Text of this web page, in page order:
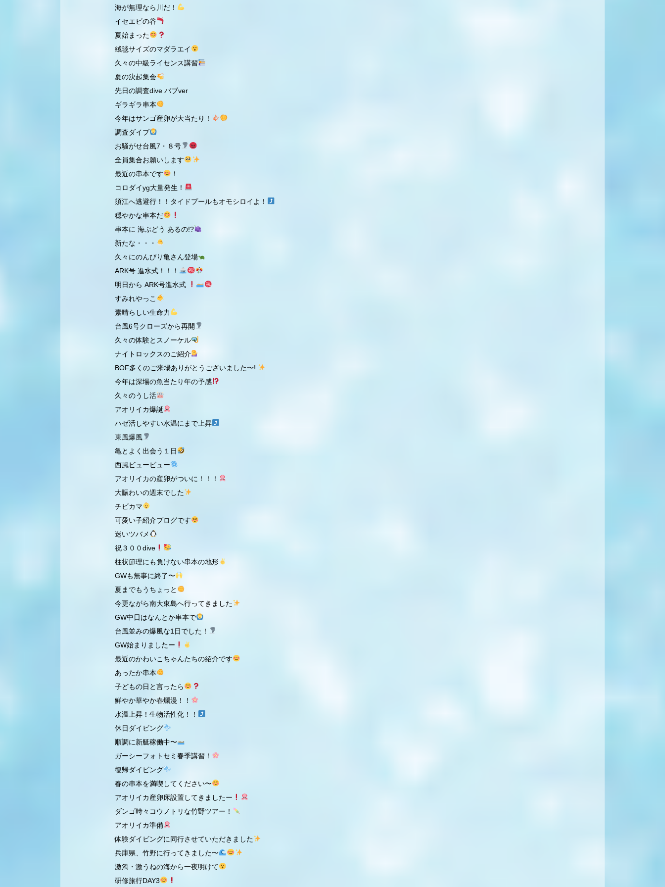
海が無理なら川だ！
イセエビの谷
夏始まった
絨毯サイズのマダラエイ
久々の中級ライセンス講習
夏の決起集会
先日の調査dive バブver
ギラギラ串本
今年はサンゴ産卵が大当たり！
調査ダイブ
お騒がせ台風7・８号
全員集合お願いします
最近の串本です
！
コロダイyg大量発生！
須江へ逃避行！！タイドプールもオモシロイよ！
穏やかな串本だ
串本に 海ぶどう あるの!?
新たな・・・
久々にのんびり亀さん登場
ARK号 進水式！！！
明日から ARK号進水式
すみれやっこ
素晴らしい生命力
台風6号クローズから再開
久々の体験とスノーケル
ナイトロックスのご紹介
BOF多くのご来場ありがとうございました〜!
今年は深場の魚当たり年の予感
久々のうし活
アオリイカ爆誕
ハゼ活しやすい水温にまで上昇
東風爆風
亀とよく出会う１日
西風ビュービュー
アオリイカの産卵がついに！！！
大賑わいの週末でした
チビカマ
可愛い子紹介ブログです
迷いツバメ
祝３００dive
柱状節理にも負けない串本の地形
GWも無事に終了〜
夏までもうちょっと
今更ながら南大東島へ行ってきました
GW中日はなんとか串本で
台風並みの爆風な1日でした！
GW始まりましたー
最近のかわいこちゃんたちの紹介です
あったか串本
子どもの日と言ったら
鮮やか華やか春爛漫！！
水温上昇！生物活性化！！
休日ダイビング
順調に新艇稼働中〜
ガーシーフォトセミ春季講習！
復帰ダイビング
春の串本を満喫してください〜
アオリイカ産卵床設置してきましたー
ダンゴ時々コウノトリな竹野ツアー！
アオリイカ準備
体験ダイビングに同行させていただきました
兵庫県、竹野に行ってきました〜
激濁・激うねの海から一夜明けて
研修旅行DAY3